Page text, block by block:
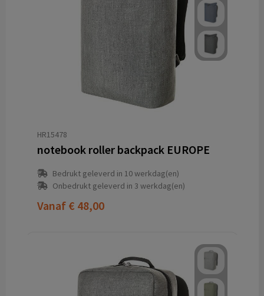
HR15478
notebook roller backpack EUROPE
Bedrukt geleverd in 10 werkdag(en)
Onbedrukt geleverd in 3 werkdag(en)
Vanaf € 48,00